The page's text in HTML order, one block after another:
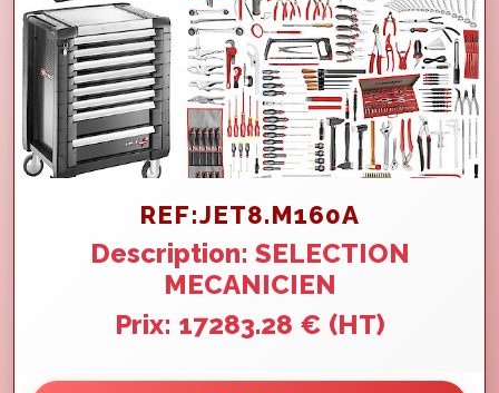
REF:JET8.M160A
Description: SELECTION
MECANICIEN
Prix: 17283.28 € (HT)